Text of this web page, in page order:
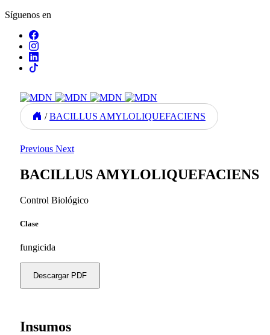
Síguenos en
/ BACILLUS AMYLOLIQUEFACIENS
Previous Next
BACILLUS AMYLOLIQUEFACIENS
Control Biológico
Clase
fungicida
Descargar PDF
Insumos